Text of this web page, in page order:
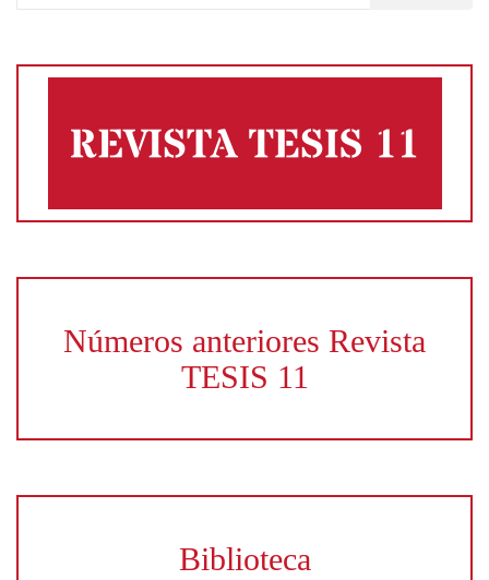
Números anteriores Revista
TESIS 11
Biblioteca